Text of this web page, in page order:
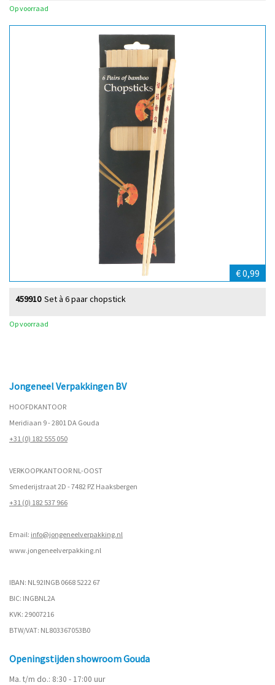
Op voorraad
€ 0,99
Set à 6 paar chopstick
459910
Op voorraad
Jongeneel Verpakkingen BV
HOOFDKANTOOR
Meridiaan 9 - 2801 DA Gouda
+31 (0) 182 555 050
VERKOOPKANTOOR NL-OOST
Smederijstraat 2D - 7482 PZ Haaksbergen
+31 (0) 182 537 966
Email: info@jongeneelverpakking.nl
www.jongeneelverpakking.nl
IBAN: NL92INGB 0668 5222 67
BIC: INGBNL2A
KVK: 29007216
BTW/VAT: NL803367053B0
Openingstijden showroom Gouda
Ma. t/m do.: 8:30 - 17:00 uur